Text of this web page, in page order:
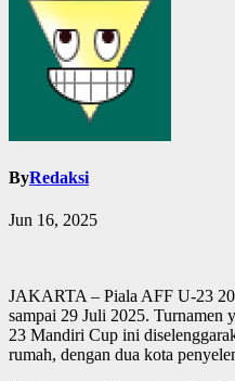
ByRedaksi
Jun 16, 2025
JAKARTA – Piala AFF U-23
sampai 29 Juli 2025. Turnamen
23 Mandiri Cup ini
rumah, dengan dua kota